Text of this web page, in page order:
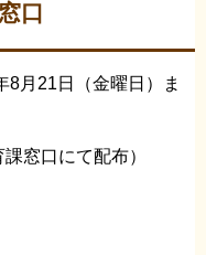
口
8月21日（金曜日）ま
窓口にて配布）